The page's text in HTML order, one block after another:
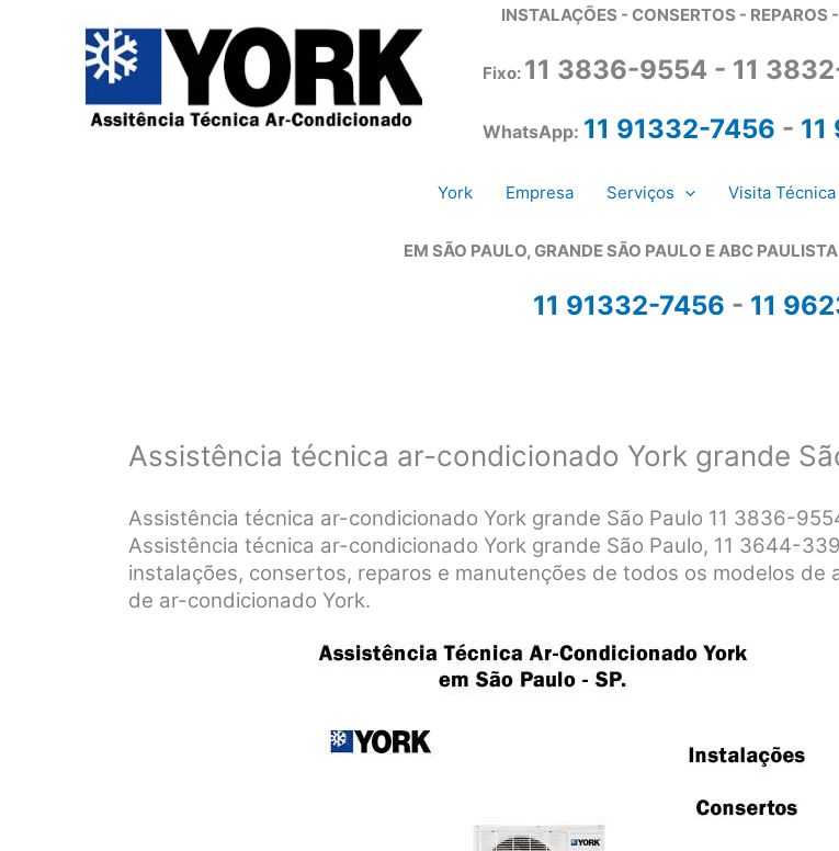
INSTALAÇÕES - CONSERTOS - REPAROS
Fixo: 11 3836-9554 - 11
WhatsApp: 11 91332-7456 -
York Empresa Serviços Visita Técnica
EM SÃO PAULO, GRANDE SÃO PAULO E ABC
11 91332-7456 - 11
Assistência técnica ar-condicionado York grande
Assistência técnica ar-condicionado York grande São Paulo 11 3836-
Assistência técnica ar-condicionado York grande São Paulo, 11 3644-
instalações, consertos, reparos e manutenções de todos os modelos de
de ar-condicionado York.